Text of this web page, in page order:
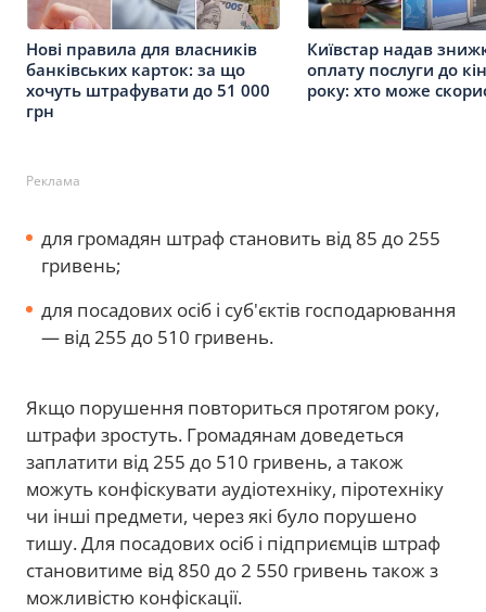
Нові правила для власників
банківських карток: за що
хочуть штрафувати до 51 000
грн
Київстар надав
оплату послуги до
року: хто може
Реклама
для громадян штраф становить від 85 до 255
гривень;
для посадових осіб і суб'єктів господарювання
— від 255 до 510 гривень.
Якщо порушення повториться протягом року,
штрафи зростуть. Громадянам доведеться
заплатити від 255 до 510 гривень, а також
можуть конфіскувати аудіотехніку, піротехніку
чи інші предмети, через які було порушено
тишу. Для посадових осіб і підприємців штраф
становитиме від 850 до 2 550 гривень також з
можливістю конфіскації.